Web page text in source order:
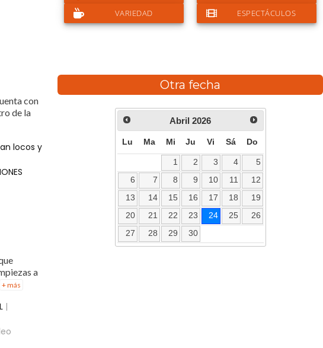
con
de la
locos y
a
+ más
|
VARIEDAD
ESPECTÁCULOS
Otra fecha
Abril 2026
Lu Ma Mi Ju Vi Sá Do
1 2 3 4
5
6
7 8 9 10 11
12
13
14 15 16 17 18
19
20
21 22 23 24 25
26
27
28 29 30